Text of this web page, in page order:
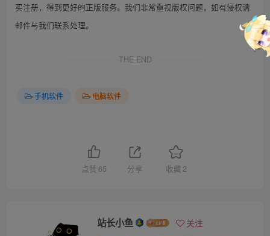
买注册，得到更好的正版服务。我们非常重视版权问题，如有侵权请
邮件与我们联系处理。
THE END
手机软件 电脑软件
点赞 65 分享 收藏 2
站长小鱼 关注